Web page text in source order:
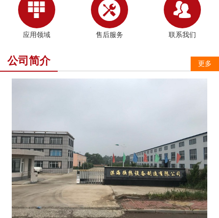

应用领域

售后服务

联系我们
更多
公司简介